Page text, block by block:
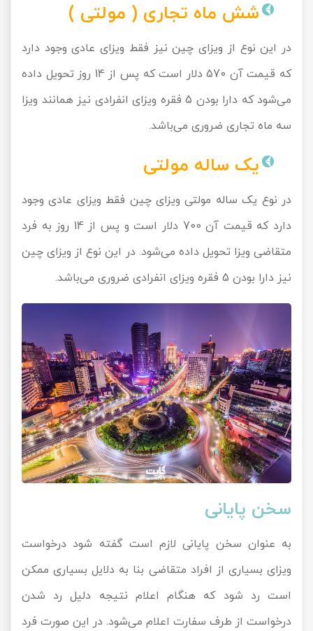
شش ماه تجاری ( مولتی )
در این نوع از ویزای چین نیز فقط ویزای عادی وجود دارد
که قیمت آن 570 دلار است که پس از 14 روز تحویل داده
می‌شود که دارا بودن 5 فقره ویزای انفرادی نیز همانند ویزا
سه ماه تجاری ضروری می‌باشد.
یک ساله مولتی
در نوع یک ساله مولتی ویزای چین فقط ویزای عادی وجود
دارد که قیمت آن 700 دلار است و پس از 14 روز به فرد
متقاضی ویزا تحویل داده می‌شود. در این نوع از ویزای چین
نیز دارا بودن 5 فقره ویزای انفرادی ضروری می‌باشد.
سخن پایانی
به عنوان سخن پایانی لازم است گفته شود درخواست
ویزای بسیاری از افراد متقاضی بنا به دلایل بسیاری ممکن
است رد شود که هنگام اعلام نتیجه دلیل رد شدن
درخواست از طرف سفارت اعلام می‌شود. در این صورت فرد